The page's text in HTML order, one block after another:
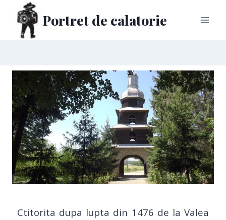
Portret de calatorie
Ctitorita dupa lupta din 1476 de la Valea